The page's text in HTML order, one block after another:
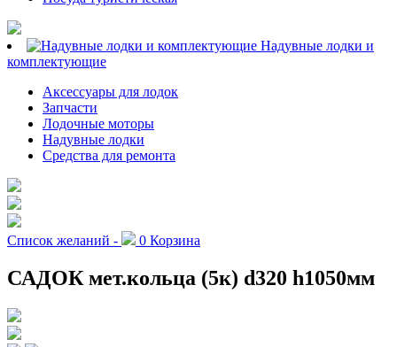
Надувные лодки и
комплектующие
Аксессуары для лодок
Запчасти
Лодочные моторы
Надувные лодки
Средства для ремонта
Список желаний - 0 Корзина
САДОК мет.кольца (5к) d320 h1050мм